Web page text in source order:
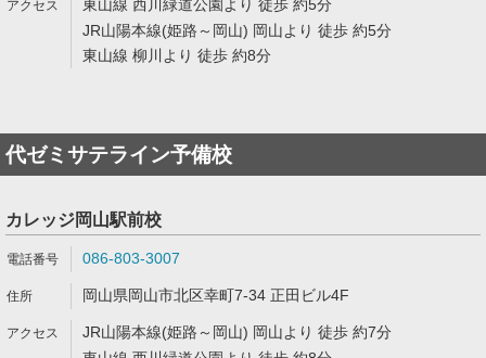
東山線 西川緑道公園より 徒歩 約5分
JR山陽本線(姫路～岡山) 岡山より 徒歩 約5分
東山線 柳川より 徒歩 約8分
代ゼミサテライン予備校
カレッジ岡山駅前校
086-803-3007
岡山県岡山市北区幸町7-34 正田ビル4F
JR山陽本線(姫路～岡山) 岡山より 徒歩 約7分